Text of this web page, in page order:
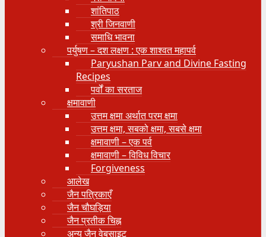
शांतिपाठ
श्री जिनवाणी
समाधि भावना
पर्युषण – दश लक्षण : एक शाश्वत महापर्व
Paryushan Parv and Divine Fasting
Recipes
पर्वों का सरताज
क्षमावाणी
उत्तम क्षमा अर्थात परम क्षमा
उत्तम क्षमा, सबको क्षमा, सबसे क्षमा
क्षमावाणी – एक पर्व
क्षमावाणी – विविध विचार
Forgiveness
आलेख
जैन पत्रिकाएँ
जैन चौघड़िया
जैन प्रतीक चिह्न
अन्य जैन वेबसाइट